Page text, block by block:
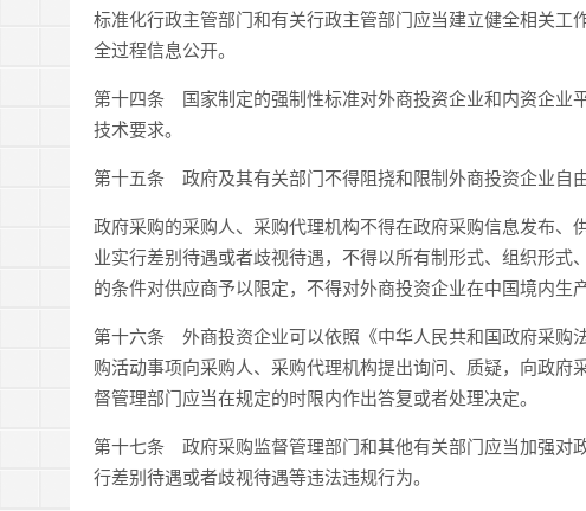
标准化行政主管部门和有关行政主管部门应当建立健全相关
全过程信息公开。
第十四条 国家制定的强制性标准对外商投资企业和内资企业
技术要求。
第十五条 政府及其有关部门不得阻挠和限制外商投资企业自
政府采购的采购人、采购代理机构不得在政府采购信息发布
业实行差别待遇或者歧视待遇，不得以所有制形式、组织形
的条件对供应商予以限定，不得对外商投资企业在中国境内生
第十六条 外商投资企业可以依照《中华人民共和国政府采购
购活动事项向采购人、采购代理机构提出询问、质疑，向政
督管理部门应当在规定的时限内作出答复或者处理决定。
第十七条 政府采购监督管理部门和其他有关部门应当加强对
行差别待遇或者歧视待遇等违法违规行为。